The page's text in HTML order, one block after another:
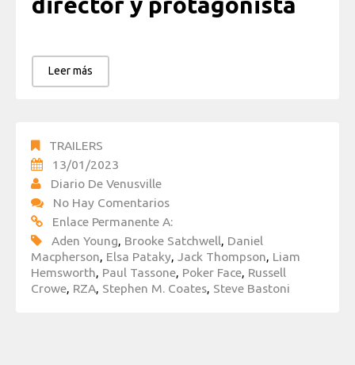
Leer más
TRAILERS
13/01/2023
Diario De Venusville
No Hay Comentarios
Enlace Permanente A:
Aden Young, Brooke Satchwell, Daniel
Macpherson, Elsa Pataky, Jack Thompson, Liam
Hemsworth, Paul Tassone, Poker Face, Russell
Crowe, RZA, Stephen M. Coates, Steve Bastoni